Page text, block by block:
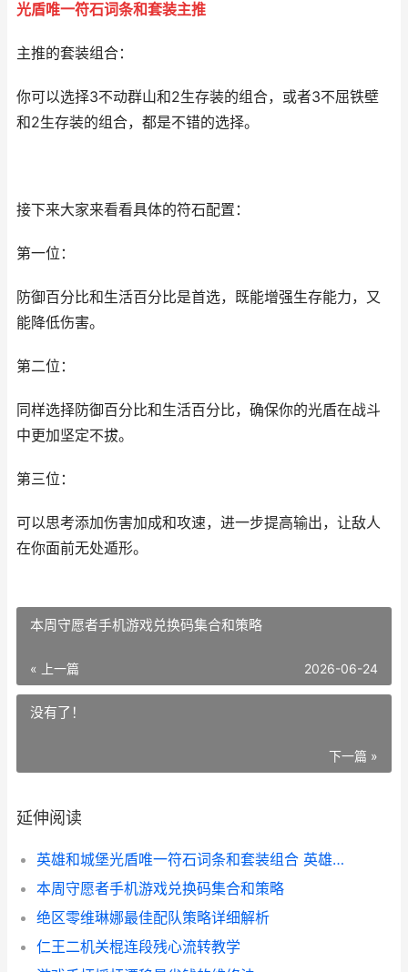
光盾唯一符石词条和套装主推
主推的套装组合：
你可以选择3不动群山和2生存装的组合，或者3不屈铁壁
和2生存装的组合，都是不错的选择。
接下来大家来看看具体的符石配置：
第一位：
防御百分比和生活百分比是首选，既能增强生存能力，又
能降低伤害。
第二位：
同样选择防御百分比和生活百分比，确保你的光盾在战斗
中更加坚定不拔。
第三位：
可以思考添加伤害加成和攻速，进一步提高输出，让敌人
在你面前无处遁形。
本周守愿者手机游戏兑换码集合和策略
« 上一篇 2026-06-24
没有了！
下一篇 »
延伸阅读
英雄和城堡光盾唯一符石词条和套装组合 英雄和城堡光盾怎么获得
本周守愿者手机游戏兑换码集合和策略
绝区零维琳娜最佳配队策略详细解析
仁王二机关棍连段残心流转教学